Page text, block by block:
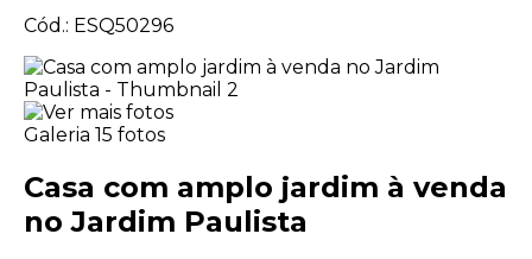
Cód.: ESQ50296
Galeria 15 fotos
Casa com amplo jardim à venda
no Jardim Paulista